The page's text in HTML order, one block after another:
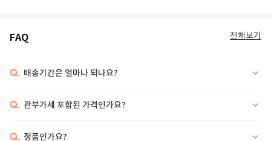
FAQ 전체보기
Q. 배송기간은 얼마나 되나요?
Q. 관부가세 포함된 가격인가요?
Q. 정품인가요?